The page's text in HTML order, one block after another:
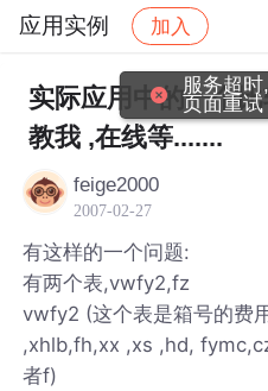
应用实例 加入
社区 应用实例 帖子
实际应用中的一个
教我 ,在线等.......
feige2000
2007-02-27
有这样的一个问题:
有两个表,vwfy2,fz
vwfy2 (这个表是箱号的费
,xhlb,fh,xx ,xs ,hd,
者f)
服务超
页面重试